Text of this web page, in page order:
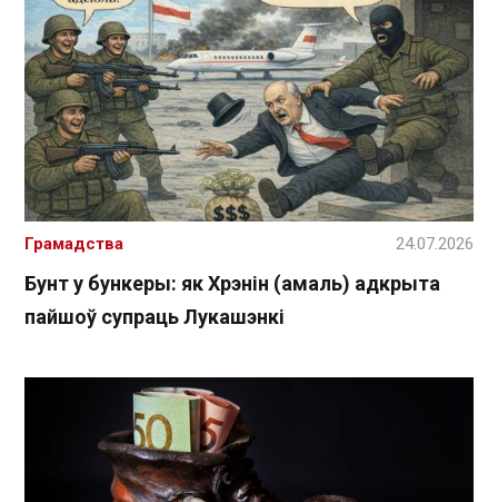
Бунт у бункеры: як Хрэнін (амаль) адкрыта
пайшоў супраць Лукашэнкі
Грамадства 24.07.2026